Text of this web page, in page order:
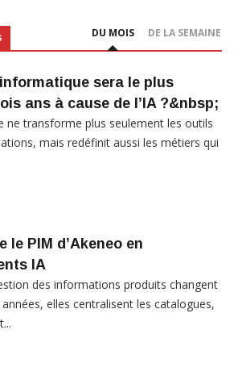
DU MOIS DE LA SEMAINE
sera le plus
ans à cause de l’IA ?&nbsp;
ne transforme plus seulement les outils
mais redéfinit aussi les métiers qui
PIM d’Akeneo en
IA
des informations produits changent
elles centralisent les catalogues,